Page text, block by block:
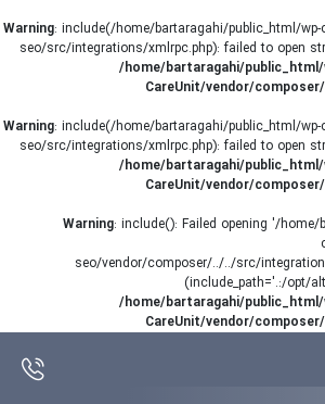
Warning: include(/home/bartaragahi/public_html/
seo/src/integrations/xmlrpc.php): failed to open
/home/bartaragahi/
CareUnit/vendor/
Warning: include(/home/bartaragahi/public_html/
seo/src/integrations/xmlrpc.php): failed to open
/home/bartaragahi/
CareUnit/vendor/
Warning: include(): Failed opening '/
seo/vendor/composer/../../src/
(include_path='.:/opt/
/home/bartaragahi/
CareUnit/vendor/